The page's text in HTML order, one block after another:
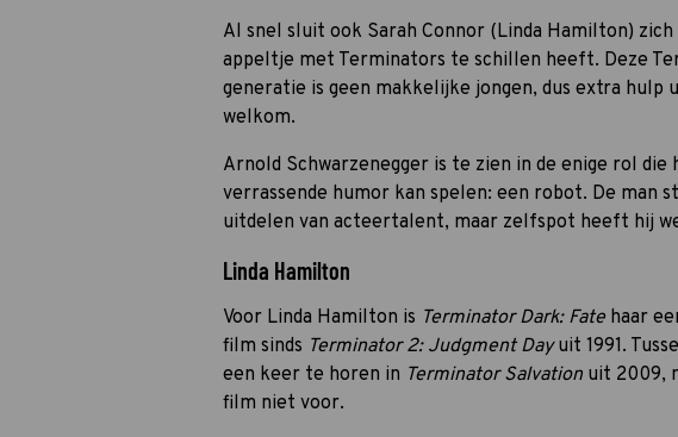
Al snel sluit ook Sarah Connor (Linda Hamilton) zich
appeltje met Terminators te schillen heeft. Deze
generatie is geen makkelijke jongen, dus extra hulp
welkom.
Arnold Schwarzenegger is te zien in de enige rol die
verrassende humor kan spelen: een robot. De man
uitdelen van acteertalent, maar zelfspot heeft hij
Linda Hamilton
Voor Linda Hamilton is Terminator Dark: Fate haar
film sinds Terminator 2: Judgment Dayuit 1991.
een keer te horen in Terminator Salvation uit 2009,
film niet voor.